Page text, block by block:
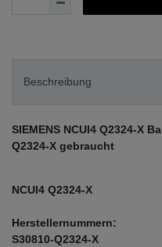
Beschreibung
SIEMENS NCUI4 Q2324-X
Q2324-X gebraucht
NCUI4 Q2324-X
Herstellernummern:
S30810-Q2324-X